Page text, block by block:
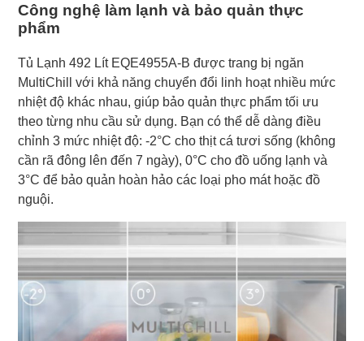
Công nghệ làm lạnh và bảo quản thực
phẩm
Tủ Lạnh 492 Lít EQE4955A-B được trang bị ngăn
MultiChill với khả năng chuyển đổi linh hoạt nhiều mức
nhiệt độ khác nhau, giúp bảo quản thực phẩm tối ưu
theo từng nhu cầu sử dụng. Bạn có thể dễ dàng điều
chỉnh 3 mức nhiệt độ: -2°C cho thịt cá tươi sống (không
cần rã đông lên đến 7 ngày), 0°C cho đồ uống lạnh và
3°C để bảo quản hoàn hảo các loại pho mát hoặc đồ
nguội.